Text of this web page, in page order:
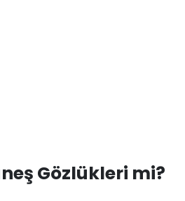
Gözlükleri mi?